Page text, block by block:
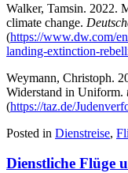
Walker, Tamsin. 2022.
climate change.
(https://www.dw.com/
landing-extinction-
Weymann, Christoph.
Widerstand in Uniform.
(https://taz.de/
Posted in Dienstreise,
Dienstliche Flüge